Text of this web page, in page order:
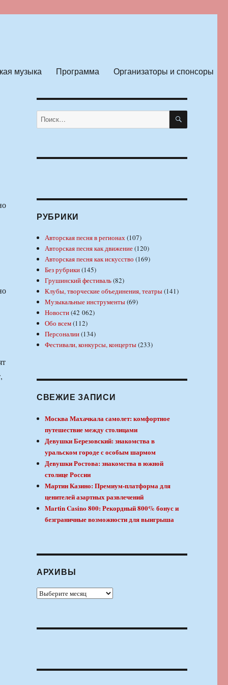
музыка Программа Организаторы и спонсоры
Искать: ПОИСК
РУБРИКИ
Авторская песня в регионах(107)
Авторская песня как движение(120)
Авторская песня как искусство (169)
Без рубрики(145)
Грушинский фестиваль(82)
Клубы, творческие объединения, театры(141)
Музыкальные инструменты(69)
Новости(42 062)
Обо всем(112)
Персоналии(134)
Фестивали, конкурсы, концерты(233)
СВЕЖИЕ ЗАПИСИ
Москва Махачкала самолет: комфортное
путешествие между столицами
Девушки Березовский: знакомства в
уральском городе с особым шармом
Девушки Ростова: знакомства в южной
столице России
Мартин Казино: Премиум-платформа для
ценителей азартных развлечений
Martin Casino 800: Рекордный 800% бонус и
безграничные возможности для выигрыша
АРХИВЫ
Архивы